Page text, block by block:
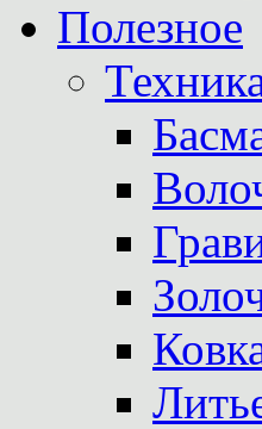
Полезное